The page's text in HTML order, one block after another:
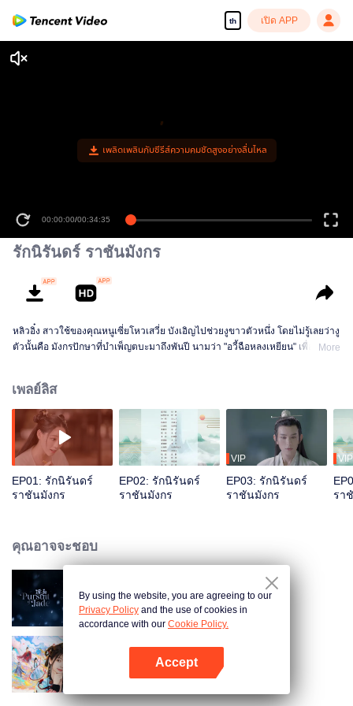
th เปิด APP
เพลิดเพลินกับซีรีส์ความคมชัดสูงอย่างลื่นไหล
00:00:00/00:34:35
รักนิรันดร์ ราชันมังกร
หลิวอิ๋ง สาวใช้ของคุณหนูเซี่ยโหวเสวี่ย บังเอิญไปช่วยงูขาวตัวหนึ่ง โดยไม่รู้เลยว่างู
ตัวนั้นคือ มังกรปักษาที่บำเพ็ญตบะมาถึงพันปี นามว่า "อวี้ฉือหลงเหยียน" เพื่อ
นทำตามสัญญาพร้อมกับปกป้องหลิวอิ๋งไปถึงสามชาติ จนเวลาล่วงเลยมาถึงชาติที่สี่
หลิวอิ๋งในร่าง"กู้ชิงเยียน" ได้รับรู้การมีอยู่ของอวี้ฉือหลงเหยียน ชาติที่เหมือนความ
ทุกข์โศกทั้งปวงจะสิ้นสุด....แต่แล้วอวี้ฉือหลงเหยียนต้องเผชิญหน้ากับโทษทัณฑ์จาก
การละเมิดบัญชาสวรรค์ ในท้ายสุดแล้วทั้งสองจะสามารถครองรักกันหรือไม่...
More
เพลย์ลิส
EP01: รักนิรันดร์
ราชันมังกร
EP02: รักนิรันดร์
ราชันมังกร
VIP
EP03: รักนิรันดร์
ราชันมังกร
VIP
รา
คุณอาจจะชอบ
ล่าหยก (พากย์อังกฤษ)
ดารารักนิรันดร์ (พากย์อังกฤษ)
By using the website, you are agreeing to our
Privacy Policy and the use of cookies in
accordance with our Cookie Policy.
Accept